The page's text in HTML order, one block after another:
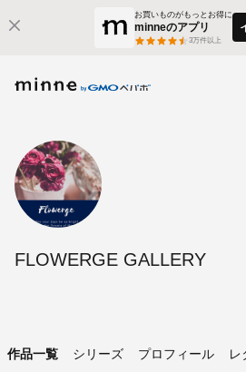
お買いものがもっとお得に
minneのアプリ
3万件以上
FLOWERGE GALLERY
作品一覧 シリーズ プロフィール レ